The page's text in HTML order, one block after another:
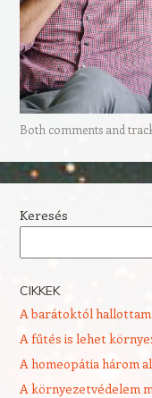
Both comments and
Keresés
CIKKEK
A barátoktól hallottam
A fűtés is lehet
A homeopátia három
A környezetvédelem